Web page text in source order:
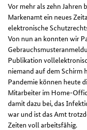
Vor mehr als zehn Jahren
Markenamt ein neues
elektronische
Von nun an konnten wir
Publikation
niemand auf dem Schirm
Pandemie können heute
Mitarbeiter im Home-
damit dazu bei, das
war und ist das Amt
Zeiten voll arbeitsfähig.